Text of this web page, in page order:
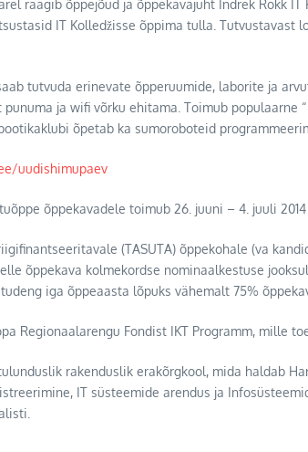
räägib õppejõud ja õppekavajuht Indrek Rokk
IT Kolledžisse õppima tulla.
tutvuda erinevate õpperuumide, laborite ja
ja wifi võrku ehitama. Toimub
õpetab ka sumoroboteid
uudishimupaev
õppekavadele toimub 26. juuni – 4. juuli
(TASUTA) õppekohale (va
õppekava kolmekordse nominaalkestuse
iga õppeaasta lõpuks vähemalt 75%
Regionaalarengu Fondist IKT Programm, mille
rakenduslik erakõrgkool, mida haldab
IT süsteemide arendus ja